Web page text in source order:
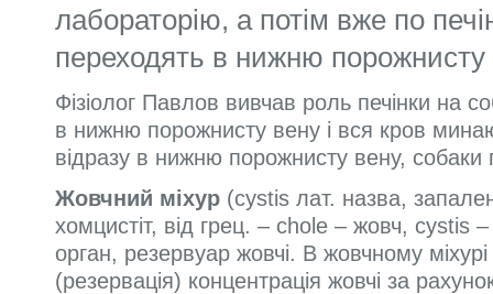
лабораторію, а потім вже по
переходять в нижню порожнисту
Фізіолог Павлов вивчав роль печінки на
в нижню порожнисту вену і вся кров
відразу в нижню порожнисту вену, собаки
Жовчний міхур (cystis лат. назва,
хомцистіт, від грец. – chole – жовч, cystis
орган, резервуар жовчі. В жовчному
(резервація) концентрація жовчі за